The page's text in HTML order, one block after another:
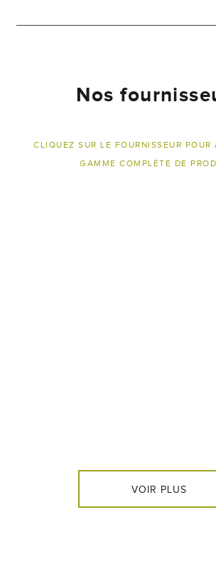
Nos
CLIQUEZ SUR LE FOURNISSEUR POUR
GAMME COMPLÈTE DE
VOIR PLUS